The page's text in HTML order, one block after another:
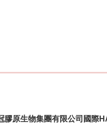
膠原生物集團有限公司國際